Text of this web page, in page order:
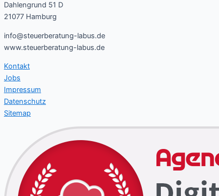
Dahlengrund 51 D
21077 Hamburg
info@steuerberatung-labus.de
www.steuerberatung-labus.de
Kontakt
Jobs
Impressum
Datenschutz
Sitemap